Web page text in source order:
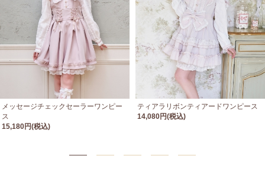
メッセージチェックセーラーワンピー
ス
15,180円(税込)
ティアラリボンティアードワンピース
14,080円(税込)